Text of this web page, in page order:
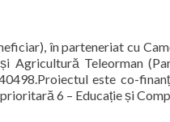
în parteneriat cu
Agricultură Teleorman
este co-
6 – Educație și